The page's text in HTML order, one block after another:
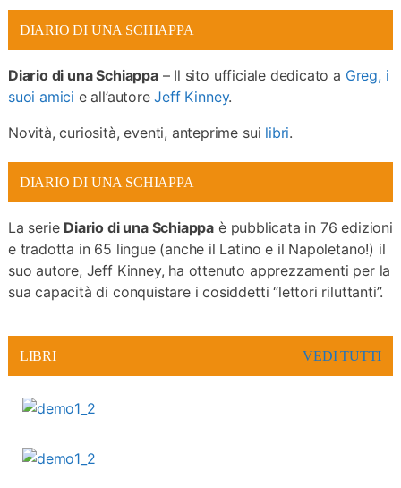
Giochi
Scuole
DIARIO DI UNA SCHIAPPA
Diario di una Schiappa– Il sito ufficiale dedicato a Greg, i
suoi amici e all’autoreJeff Kinney.
Novità, curiosità, eventi, anteprime sui libri.
DIARIO DI UNA SCHIAPPA
La serie Diario di una Schiappa è pubblicata in 76 edizioni
e tradotta in 65 lingue (anche il Latino e il Napoletano!) il
suo autore, Jeff Kinney, ha ottenuto apprezzamenti per la
sua capacità di conquistare i cosiddetti “lettori riluttanti”.
LIBRI VEDI TUTTI